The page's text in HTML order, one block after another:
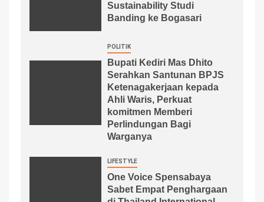
Sustainability Studi
Banding ke Bogasari
POLITIK
Bupati Kediri Mas Dhito
Serahkan Santunan BPJS
Ketenagakerjaan kepada
Ahli Waris, Perkuat
komitmen Memberi
Perlindungan Bagi
Warganya
LIFESTYLE
One Voice Spensabaya
Sabet Empat Penghargaan